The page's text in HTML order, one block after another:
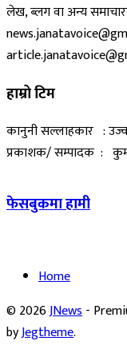
लेख, ब्लग वा अन्य
हाम्रो टिम
कानुनी सल्लाहकार :
प्रकाशक/ सम्पादक :
फेसबुकमा हामी
Home
© 2026JNews-
byJegtheme.